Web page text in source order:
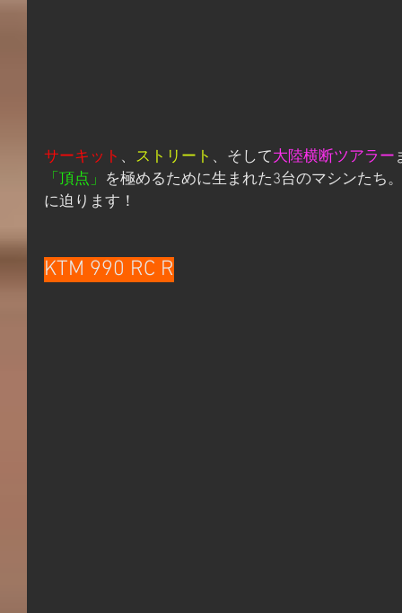
サーキット 、 ストリート 、そして大陸横断ツアラー
「頂点」 を極めるために生まれた3台のマシンたち
に迫ります！
KTM 990 RC R